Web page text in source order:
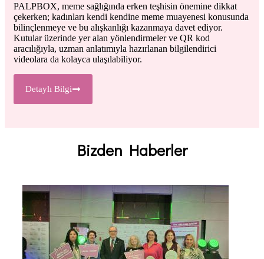
PALPBOX, meme sağlığında erken teşhisin önemine dikkat
çekerken; kadınları kendi kendine meme muayenesi konusunda
bilinçlenmeye ve bu alışkanlığı kazanmaya davet ediyor.
Kutular üzerinde yer alan yönlendirmeler ve QR kod
aracılığıyla, uzman anlatımıyla hazırlanan bilgilendirici
videolara da kolayca ulaşılabiliyor.
Detaylı Bilgi
Bizden Haberler